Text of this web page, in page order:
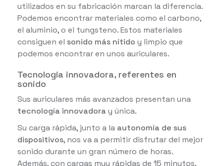
utilizados en su fabricación marcan la diferencia.
Podemos encontrar materiales como el carbono,
el aluminio, o el tungsteno. Estos materiales
consiguen el sonido más nítido y limpio que
podemos encontrar en unos auriculares.
Tecnología innovadora, referentes en
sonido
Sus auriculares más avanzados presentan una
tecnología innovadora y única.
Su carga rápida, junto a la autonomía de sus
dispositivos, nos va a permitir disfrutar del mejor
sonido durante un gran número de horas.
Además, con cargas muy rápidas de 15 minutos,